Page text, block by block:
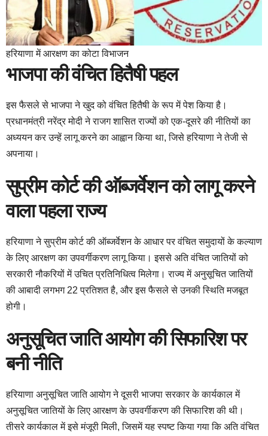
हरियाणा में आरक्षण का कोटा विभाजन
भाजपा की वंचित हितैषी पहल
इस फैसले से भाजपा ने खुद को वंचित हितैषी के रूप में पेश किया है।
प्रधानमंत्री नरेंद्र मोदी ने राजग शासित राज्यों को एक-दूसरे की नीतियों का
अध्ययन कर उन्हें लागू करने का आह्वान किया था, जिसे हरियाणा ने तेजी से
अपनाया।
सुप्रीम कोर्ट की ऑब्जर्वेशन को लागू करने
वाला पहला राज्य
हरियाणा ने सुप्रीम कोर्ट की ऑब्जर्वेशन के आधार पर वंचित समुदायों के कल्याण
के लिए आरक्षण का उपवर्गीकरण लागू किया। इससे अति वंचित जातियों को
सरकारी नौकरियों में उचित प्रतिनिधित्व मिलेगा। राज्य में अनुसूचित जातियों
की आबादी लगभग 22 प्रतिशत है, और इस फैसले से उनकी स्थिति मजबूत
होगी।
अनुसूचित जाति आयोग की सिफारिश पर
बनी नीति
हरियाणा अनुसूचित जाति आयोग ने दूसरी भाजपा सरकार के कार्यकाल में
अनुसूचित जातियों के लिए आरक्षण के उपवर्गीकरण की सिफारिश की थी।
तीसरे कार्यकाल में इसे मंजूरी मिली, जिसमें यह स्पष्ट किया गया कि अति वंचित